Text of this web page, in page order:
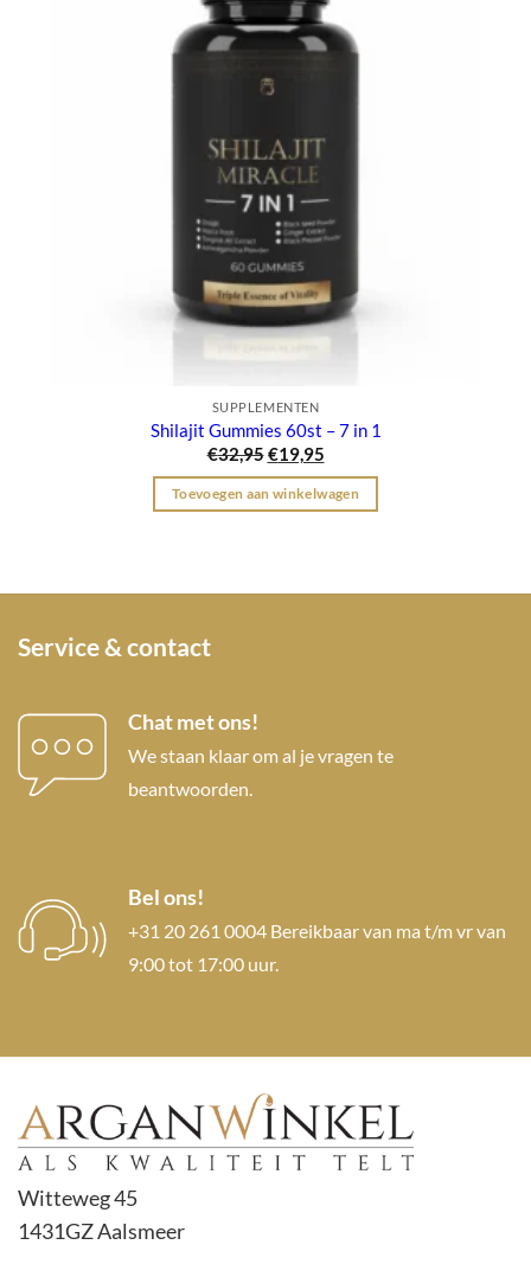
SUPPLEMENTEN
Shilajit Gummies 60st – 7 in 1
€32,95Oorspronkelijke
prijs
was:
€32,95.
€19,95Huidige
prijs
€19,95.
Toevoegen aan winkelwagen
Service & contact
Chat met ons!
We staan klaar om al je vragen te
beantwoorden.
Bel ons!
+31 20 261 0004 Bereikbaar van ma t/m vr van
9:00 tot 17:00 uur.
Witteweg 45
1431GZ Aalsmeer